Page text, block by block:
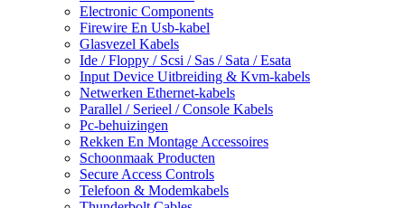
Electronic Components
Firewire En Usb-kabel
Glasvezel Kabels
Ide / Floppy / Scsi / Sas / Sata / Esata
Input Device Uitbreiding & Kvm-kabels
Netwerken Ethernet-kabels
Parallel / Serieel / Console Kabels
Pc-behuizingen
Rekken En Montage Accessoires
Schoonmaak Producten
Secure Access Controls
Telefoon & Modemkabels